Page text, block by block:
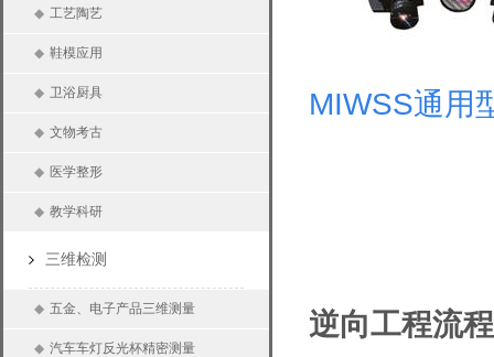
◆ 工艺陶艺
◆ 鞋模应用
◆ 卫浴厨具
◆ 文物考古
◆ 医学整形
◆ 教学科研
三维检测
◆ 五金、电子产品三维测量
◆ 汽车车灯反光杯精密测量
MIWSS通用
逆向工程流程